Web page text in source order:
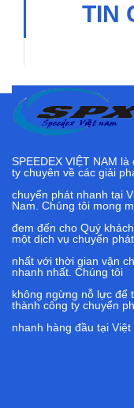
TIN
SPEEDEX VIỆT NAM là
ty chuyên về các giải
chuyển phát nhanh tại
Nam. Chúng tôi mong
đem đến cho Quý
một dịch vụ chuyển
nhất với thời gian vận
nhanh nhất. Chúng tôi
không ngừng nỗ lực để
thành công ty chuyển
nhanh hàng đầu tại Việt